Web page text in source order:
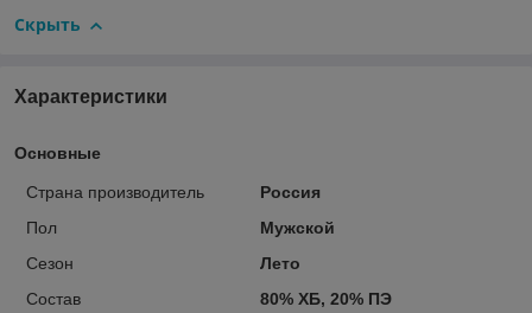
Скрыть
Характеристики
Основные
Страна производитель
Россия
Пол
Мужской
Сезон
Лето
Состав
80% ХБ, 20% ПЭ